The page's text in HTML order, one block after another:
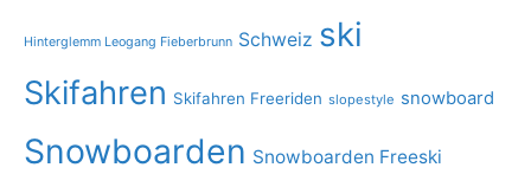
Hinterglemm Leogang Fieberbrunn Schweiz ski
Skifahren Skifahren Freeriden slopestyle snowboard
Snowboarden Snowboarden Freeski